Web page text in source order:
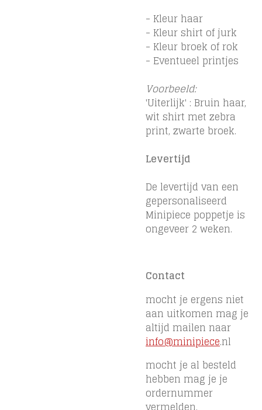
- Kleur haar
- Kleur shirt of jurk
- Kleur broek of rok
- Eventueel printjes
Voorbeeld:
'Uiterlijk' : Bruin haar,
wit shirt met zebra
print, zwarte broek.
Levertijd
De levertijd van een
gepersonaliseerd
Minipiece poppetje is
ongeveer 2 weken.
Contact
mocht je ergens niet
aan uitkomen mag je
altijd mailen naar
info@minipiece.nl
mocht je al besteld
hebben mag je je
ordernummer